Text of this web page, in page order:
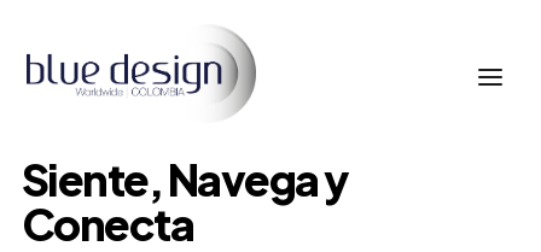
Siente, Navega y
Conecta